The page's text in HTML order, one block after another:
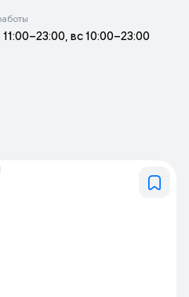
слушать, общаться,
в состоянии свободы и
80–100 гостей. По четвергам,
вокруг живого звука. В
и креслами с
глубине зала. Бар дополняет
и подборкой азиатских
вс 10:00–23:00